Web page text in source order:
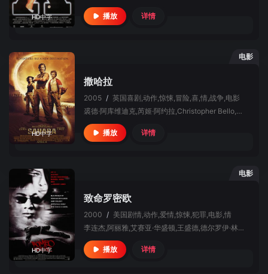
HD中字 播放 详情
电影
HD中字
撒哈拉
2005 / 英国喜剧,动作,惊悚,冒险,喜,情,战争,电影
裘德·阿库维迪克,芮姬·阿约拉,Christopher Bello,罗伯特·卡瓦纳奇,佩内洛普·克鲁兹,克林特·戴尔,马修·弗林,埃曼努埃尔·伊格达罗,连尼·詹姆斯,莫里斯·李,德尔罗伊·林多,威廉姆·H·梅西,弗朗西斯·麦基,帕特里克·麦拉海德,马修·麦康纳,Femi Ogunbanjo,罗伯特·帕特森,阿卜杜勒·萨利斯,格林·特鲁曼,马克·韦尔斯,朗贝尔·维尔森,雷恩·威尔森,斯蒂夫·扎恩,丹尼尔·裘德·吉尼斯
播放 详情
电影
HD中字
致命罗密欧
2000 / 美国剧情,动作,爱情,惊悚,犯罪,电影,情
李连杰,阿丽雅,艾赛亚·华盛顿,王盛德,德尔罗伊·林多,D.B.伍德塞德,区亨利,Jon Kit Lee,爱德华多·巴莱里尼,安东尼·安德森,DMX,马修·哈里逊,特瑞·陈,Derek Lowe,拜伦·劳森,本兹·安托万,凯斯·达拉斯,张铮,Richard Yee,柯林·富,兰斯·吉布森,朴敏庆,马诺·苏德,Gaston Howard,克莱·方特诺特,阿隆索·奥亚祖恩,叶芳华,阿尔文·桑德斯,威廉·S·泰勒,大卫·科普,Aaron Joseph,坎迪斯·麦克卢尔,Jody Vance,Larry Lam
播放 详情